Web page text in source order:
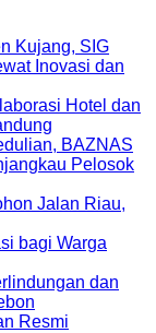
Kujang, SIG
Inovasi dan
Hotel dan
BAZNAS
Pelosok
Jalan Riau,
bagi Warga
dan
Resmi